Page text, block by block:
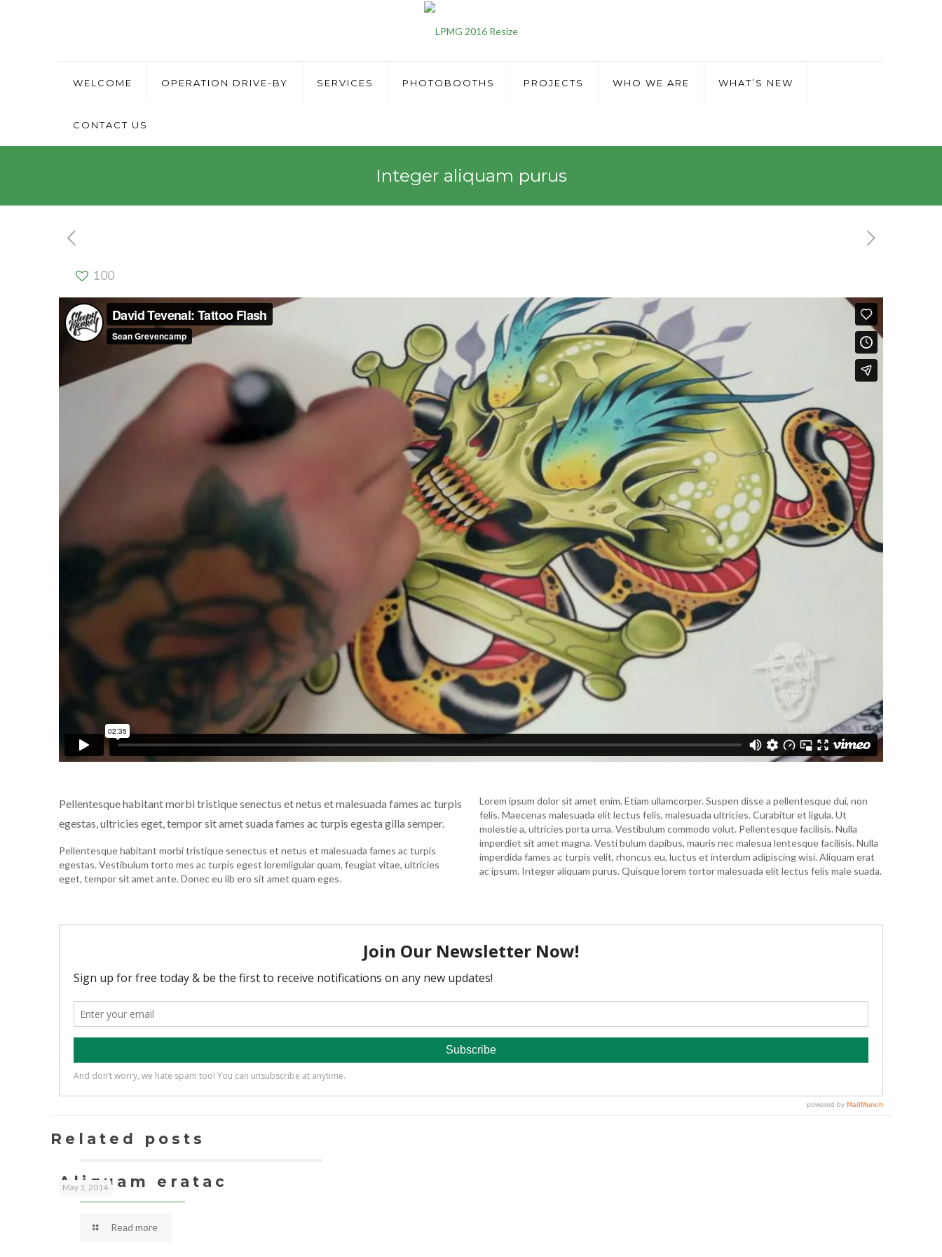
WELCOME OPERATION DRIVE-BY SERVICES PHOTOBOOTHS PROJECTS WHO WE ARE WHAT’S NEW
CONTACT US
Integer aliquam purus
100
Pellentesque habitant morbi tristique senectus et netus et malesuada fames ac turpis
egestas, ultricies eget, tempor sit amet suada fames ac turpis egesta gilla semper.
Pellentesque habitant morbi tristique senectus et netus et malesuada fames ac turpis
egestas. Vestibulum torto mes ac turpis egest loremligular quam, feugiat vitae, ultricies
eget, tempor sit amet ante. Donec eu lib ero sit amet quam eges.
Lorem ipsum dolor sit amet enim. Etiam ullamcorper. Suspen disse a pellentesque dui, non
felis. Maecenas malesuada elit lectus felis, malesuada ultricies. Curabitur et ligula. Ut
molestie a, ultricies porta urna. Vestibulum commodo volut. Pellentesque facilisis. Nulla
imperdiet sit amet magna. Vesti bulum dapibus, mauris nec malesua lentesque facilisis. Nulla
imperdida fames ac turpis velit, rhoncus eu, luctus et interdum adipiscing wisi. Aliquam erat
ac ipsum. Integer aliquam purus. Quisque lorem tortor malesuada elit lectus felis male suada.
Related posts
May 1, 2014
Aliquam eratac
Read more